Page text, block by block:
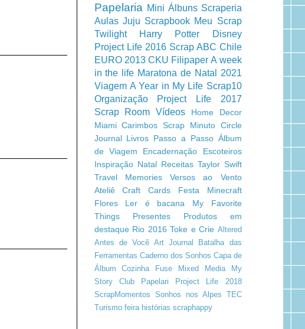
Papelaria Mini Álbuns Scraperia
Aulas Juju Scrapbook Meu Scrap
Twilight
Harry Potter
Disney
Project Life 2016 Scrap ABC Chile
EURO 2013 CKU Filipaper A week
in the life Maratona de Natal 2021
Viagem A Year in My Life Scrap10
Organização
Project Life 2017
Scrap Room Vídeos
Home Decor
Miami Carimbos Scrap Minuto Circle
Journal Livros Passo a Passo Álbum
de Viagem
Encadernação
Escoteiros
Inspiração Natal Receitas Taylor Swift
Travel Memories
Versos ao Vento
Ateliê Craft
Cards
Festa Minecraft
Flores
Ler é bacana
My Favorite
Things
Presentes
Produtos em
destaque Rio 2016 Toke e Crie Altered
Antes de Você Art Journal
Batalha das
Ferramentas Caderno dos Sonhos Capa de
Álbum
Cozinha Fuse Mixed Media
My
Story Club
Papelari
Project Life 2018
ScrapMomentos Sonhos nos Alpes TEC
Turismo feira histórias scraphappy